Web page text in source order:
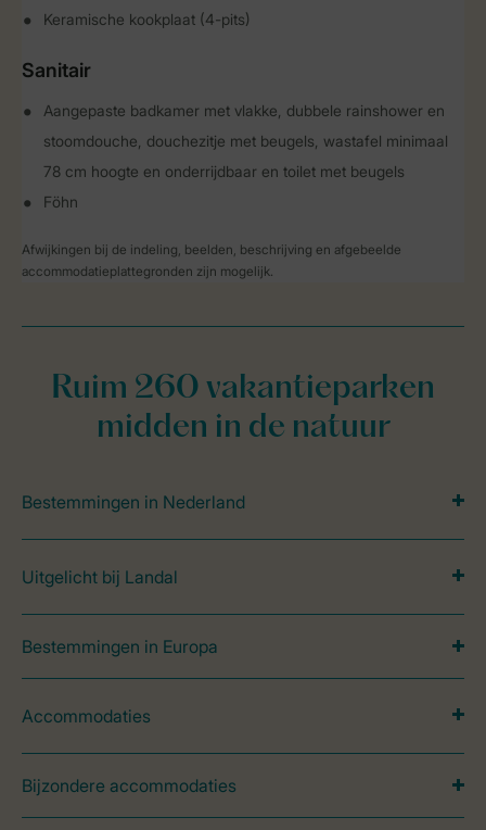
Keramische kookplaat (4-pits)
Sanitair
Aangepaste badkamer met vlakke, dubbele rainshower en
stoomdouche, douchezitje met beugels, wastafel minimaal
78 cm hoogte en onderrijdbaar en toilet met beugels
Föhn
Afwijkingen bij de indeling, beelden, beschrijving en afgebeelde
accommodatieplattegronden zijn mogelijk.
Ruim 260 vakantieparken
midden in de natuur
Bestemmingen in Nederland
Uitgelicht bij Landal
Bestemmingen in Europa
Accommodaties
Bijzondere accommodaties